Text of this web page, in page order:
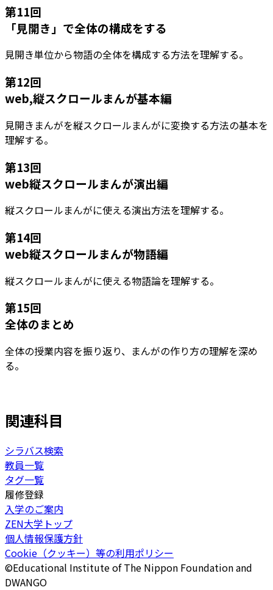
第11回
「見開き」で全体の構成をする
見開き単位から物語の全体を構成する方法を理解する。
第12回
web,縦スクロールまんが基本編
見開きまんがを縦スクロールまんがに変換する方法の基本を
理解する。
第13回
web縦スクロールまんが演出編
縦スクロールまんがに使える演出方法を理解する。
第14回
web縦スクロールまんが物語編
縦スクロールまんがに使える物語論を理解する。
第15回
全体のまとめ
全体の授業内容を振り返り、まんがの作り方の理解を深め
る。
関連科目
シラバス検索
教員一覧
タグ一覧
履修登録
入学のご案内
ZEN大学トップ
個人情報保護方針
Cookie（クッキー）等の利用ポリシー
©Educational Institute of The Nippon Foundation and
DWANGO